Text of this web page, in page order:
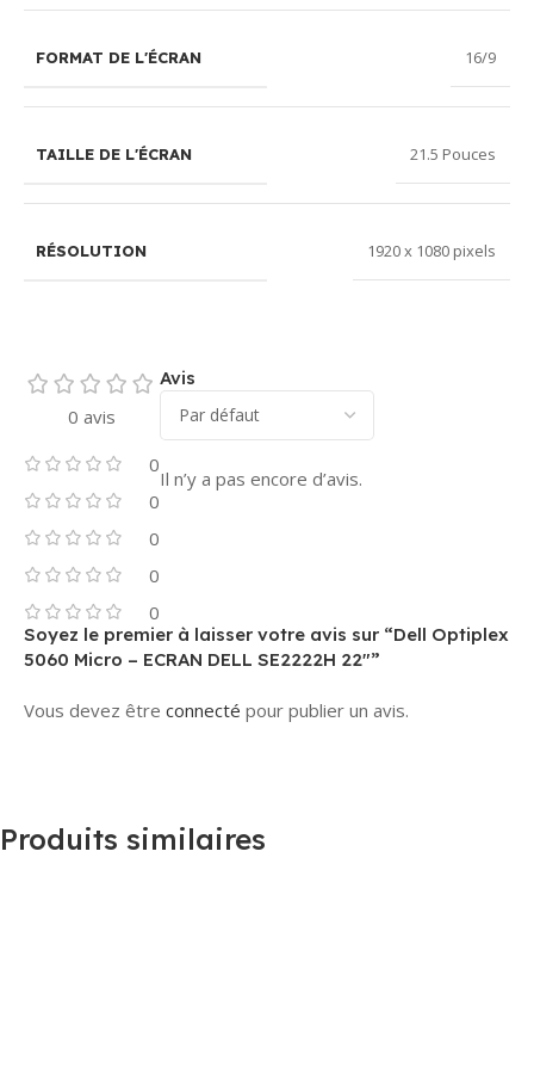
FORMAT DE L'ÉCRAN 16/9
TAILLE DE L'ÉCRAN 21.5 Pouces
RÉSOLUTION 1920 x 1080 pixels
0 avis
0
0
0
0
0
Avis
Il n’y a pas encore d’avis.
Soyez le premier à laisser votre avis sur “Dell Optiplex
5060 Micro – ECRAN DELL SE2222H 22″”
Vous devez être connecté pour publier un avis.
Produits similaires